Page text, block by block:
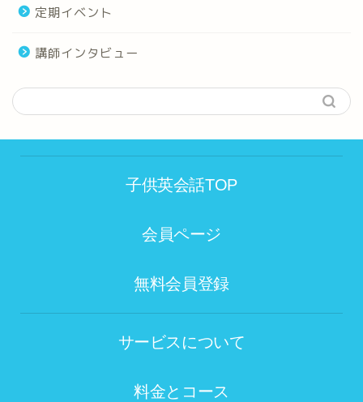
定期イベント
講師インタビュー
子供英会話TOP
会員ページ
無料会員登録
サービスについて
料金とコース